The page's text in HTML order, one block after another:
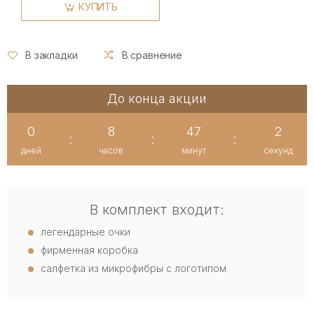
КУПИТЬ
В закладки В сравнение
До конца акции
0
дней
:
8
часов
:
47
минут
:
2
секунд
В комплект входит:
легендарные очки
фирменная коробка
салфетка из микрофибры с логотипом